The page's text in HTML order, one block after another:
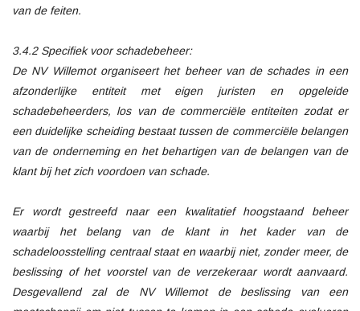
van de feiten.
3.4.2 Specifiek voor schadebeheer:
De NV Willemot organiseert het beheer van de schades in een
afzonderlijke entiteit met eigen juristen en opgeleide
schadebeheerders, los van de commerciële entiteiten zodat er
een duidelijke scheiding bestaat tussen de commerciële belangen
van de onderneming en het behartigen van de belangen van de
klant bij het zich voordoen van schade.
Er wordt gestreefd naar een kwalitatief hoogstaand beheer
waarbij het belang van de klant in het kader van de
schadeloosstelling centraal staat en waarbij niet, zonder meer, de
beslissing of het voorstel van de verzekeraar wordt aanvaard.
Desgevallend zal de NV Willemot de beslissing van een